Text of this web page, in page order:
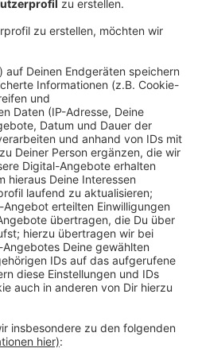
16:20
überprüft, wie digital die
und Umwelt" und
Am besten abgeschnitten
Zahlungsmöglichkeiten
Deutlich schlechter
das Glasfaserangebot in
hat die Stadt aber
Die digitalste
ist Hamburg auf Platz 1.
ist Erfurt.